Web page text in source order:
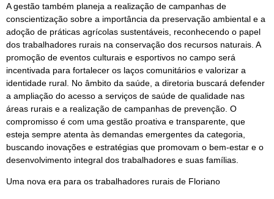
A gestão também planeja a realização de campanhas de
conscientização sobre a importância da preservação ambiental e a
adoção de práticas agrícolas sustentáveis, reconhecendo o papel
dos trabalhadores rurais na conservação dos recursos naturais. A
promoção de eventos culturais e esportivos no campo será
incentivada para fortalecer os laços comunitários e valorizar a
identidade rural. No âmbito da saúde, a diretoria buscará defender
a ampliação do acesso a serviços de saúde de qualidade nas
áreas rurais e a realização de campanhas de prevenção. O
compromisso é com uma gestão proativa e transparente, que
esteja sempre atenta às demandas emergentes da categoria,
buscando inovações e estratégias que promovam o bem-estar e o
desenvolvimento integral dos trabalhadores e suas famílias.
Uma nova era para os trabalhadores rurais de Floriano